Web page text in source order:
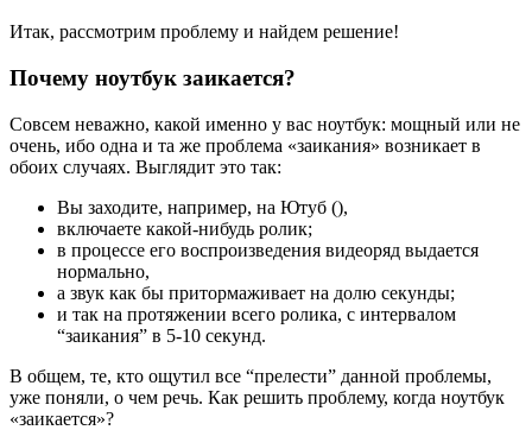
Итак, рассмотрим проблему и найдем решение!
Почему ноутбук заикается?
Совсем неважно, какой именно у вас ноутбук: мощный или не
очень, ибо одна и та же проблема «заикания» возникает в
обоих случаях. Выглядит это так:
Вы заходите, например, на Ютуб (),
включаете какой-нибудь ролик;
в процессе его воспроизведения видеоряд выдается
нормально,
а звук как бы притормаживает на долю секунды;
и так на протяжении всего ролика, с интервалом
“заикания” в 5-10 секунд.
В общем, те, кто ощутил все “прелести” данной проблемы,
уже поняли, о чем речь. Как решить проблему, когда ноутбук
«заикается»?